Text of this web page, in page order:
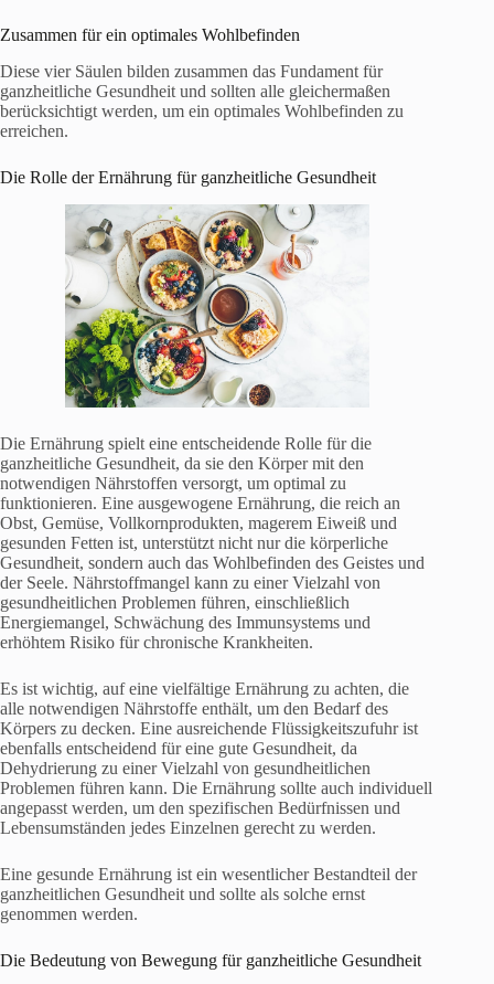
Zusammen für ein optimales Wohlbefinden
Diese vier Säulen bilden zusammen das Fundament für
ganzheitliche Gesundheit und sollten alle gleichermaßen
berücksichtigt werden, um ein optimales Wohlbefinden zu
erreichen.
Die Rolle der Ernährung für ganzheitliche Gesundheit
Die Ernährung spielt eine entscheidende Rolle für die
ganzheitliche Gesundheit, da sie den Körper mit den
notwendigen Nährstoffen versorgt, um optimal zu
funktionieren. Eine ausgewogene Ernährung, die reich an
Obst, Gemüse, Vollkornprodukten, magerem Eiweiß und
gesunden Fetten ist, unterstützt nicht nur die körperliche
Gesundheit, sondern auch das Wohlbefinden des Geistes und
der Seele. Nährstoffmangel kann zu einer Vielzahl von
gesundheitlichen Problemen führen, einschließlich
Energiemangel, Schwächung des Immunsystems und
erhöhtem Risiko für chronische Krankheiten.
Es ist wichtig, auf eine vielfältige Ernährung zu achten, die
alle notwendigen Nährstoffe enthält, um den Bedarf des
Körpers zu decken. Eine ausreichende Flüssigkeitszufuhr ist
ebenfalls entscheidend für eine gute Gesundheit, da
Dehydrierung zu einer Vielzahl von gesundheitlichen
Problemen führen kann. Die Ernährung sollte auch individuell
angepasst werden, um den spezifischen Bedürfnissen und
Lebensumständen jedes Einzelnen gerecht zu werden.
Eine gesunde Ernährung ist ein wesentlicher Bestandteil der
ganzheitlichen Gesundheit und sollte als solche ernst
genommen werden.
Die Bedeutung von Bewegung für ganzheitliche Gesundheit